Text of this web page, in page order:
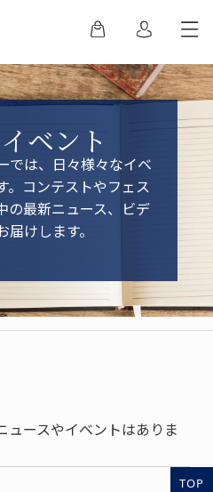
ベント
では、日々様々なイベ
。コンテストやフェス
の最新ニュース、ビデ
けします。
ュースやイベントはありま
TOP